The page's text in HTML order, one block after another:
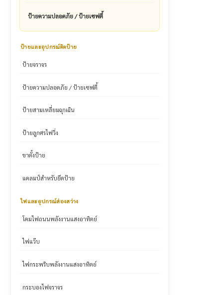
ป้ายความปลอดภัย / ป้ายเซฟตี้
ป้ายและอุปกรณ์ติดป้าย
ป้ายจราจร
ป้ายความปลอดภัย / ป้ายเซฟตี้
ป้ายสามเหลี่ยมฉุกเฉิน
ป้ายลูกศรไฟวิ่ง
ขาตั้งป้าย
แคลมป์สำหรับยึดป้าย
ไฟและอุปกรณ์ส่องสว่าง
โคมไฟถนนพลังงานแสงอาทิตย์
ไฟแว๊บ
ไฟกระพริบพลังงานแสงอาทิตย์
กระบองไฟจราจร